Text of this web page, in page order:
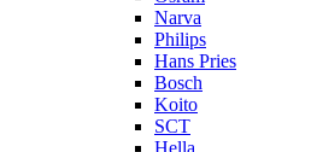
Narva
Philips
Hans Pries
Bosch
Koito
SCT
Hella